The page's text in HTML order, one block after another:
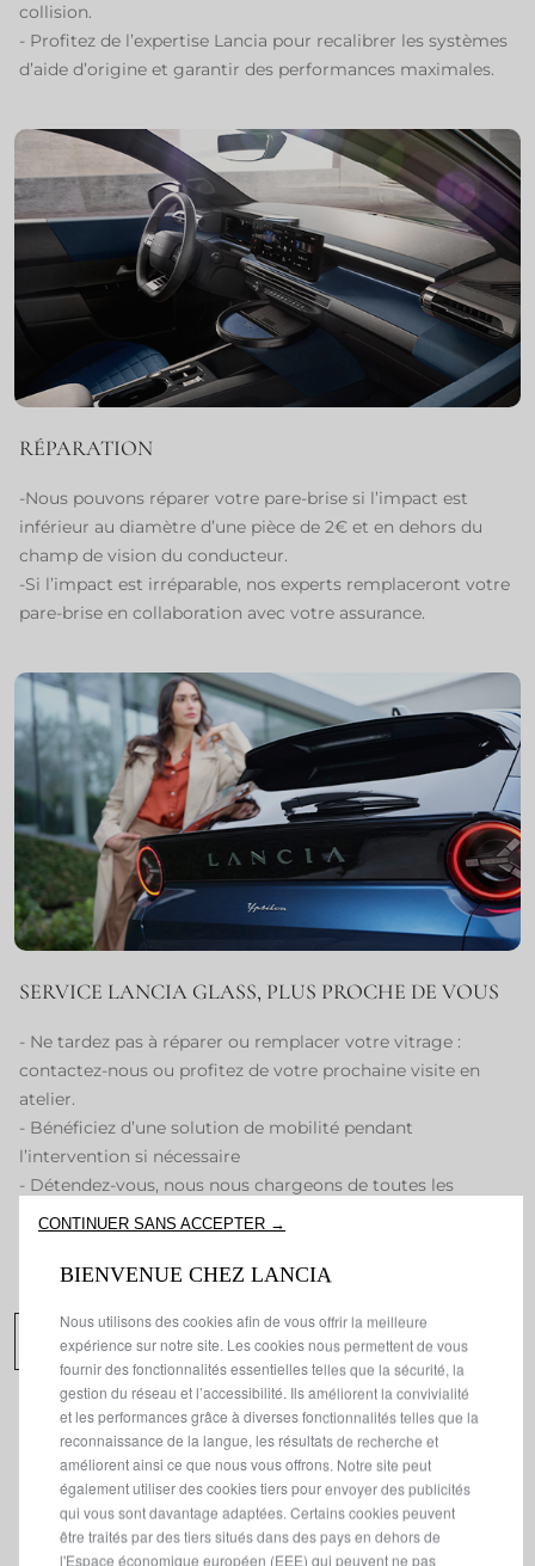
collision.
- Profitez de l’expertise Lancia pour recalibrer les systèmes
d’aide d’origine et garantir des performances maximales.
RÉPARATION
-Nous pouvons réparer votre pare-brise si l’impact est
inférieur au diamètre d’une pièce de 2€ et en dehors du
champ de vision du conducteur.
-Si l’impact est irréparable, nos experts remplaceront votre
pare-brise en collaboration avec votre assurance.
SERVICE LANCIA GLASS, PLUS PROCHE DE VOUS
- Ne tardez pas à réparer ou remplacer votre vitrage :
contactez-nous ou profitez de votre prochaine visite en
atelier.
- Bénéficiez d’une solution de mobilité pendant
l’intervention si nécessaire
- Détendez-vous, nous nous chargeons de toutes les
démarches avec votre assurance
PRENDRE RENDEZ-VOUS
CONTINUER SANS ACCEPTER →
BIENVENUE CHEZ LANCIA
Nous utilisons des cookies afin de vous offrir la meilleure
expérience sur notre site. Les cookies nous permettent de vous
fournir des fonctionnalités essentielles telles que la sécurité, la
gestion du réseau et l’accessibilité. Ils améliorent la convivialité
et les performances grâce à diverses fonctionnalités telles que la
reconnaissance de la langue, les résultats de recherche et
améliorent ainsi ce que nous vous offrons. Notre site peut
également utiliser des cookies tiers pour envoyer des publicités
qui vous sont davantage adaptées. Certains cookies peuvent
être traités par des tiers situés dans des pays en dehors de
l'Espace économique européen (EEE) qui peuvent ne pas